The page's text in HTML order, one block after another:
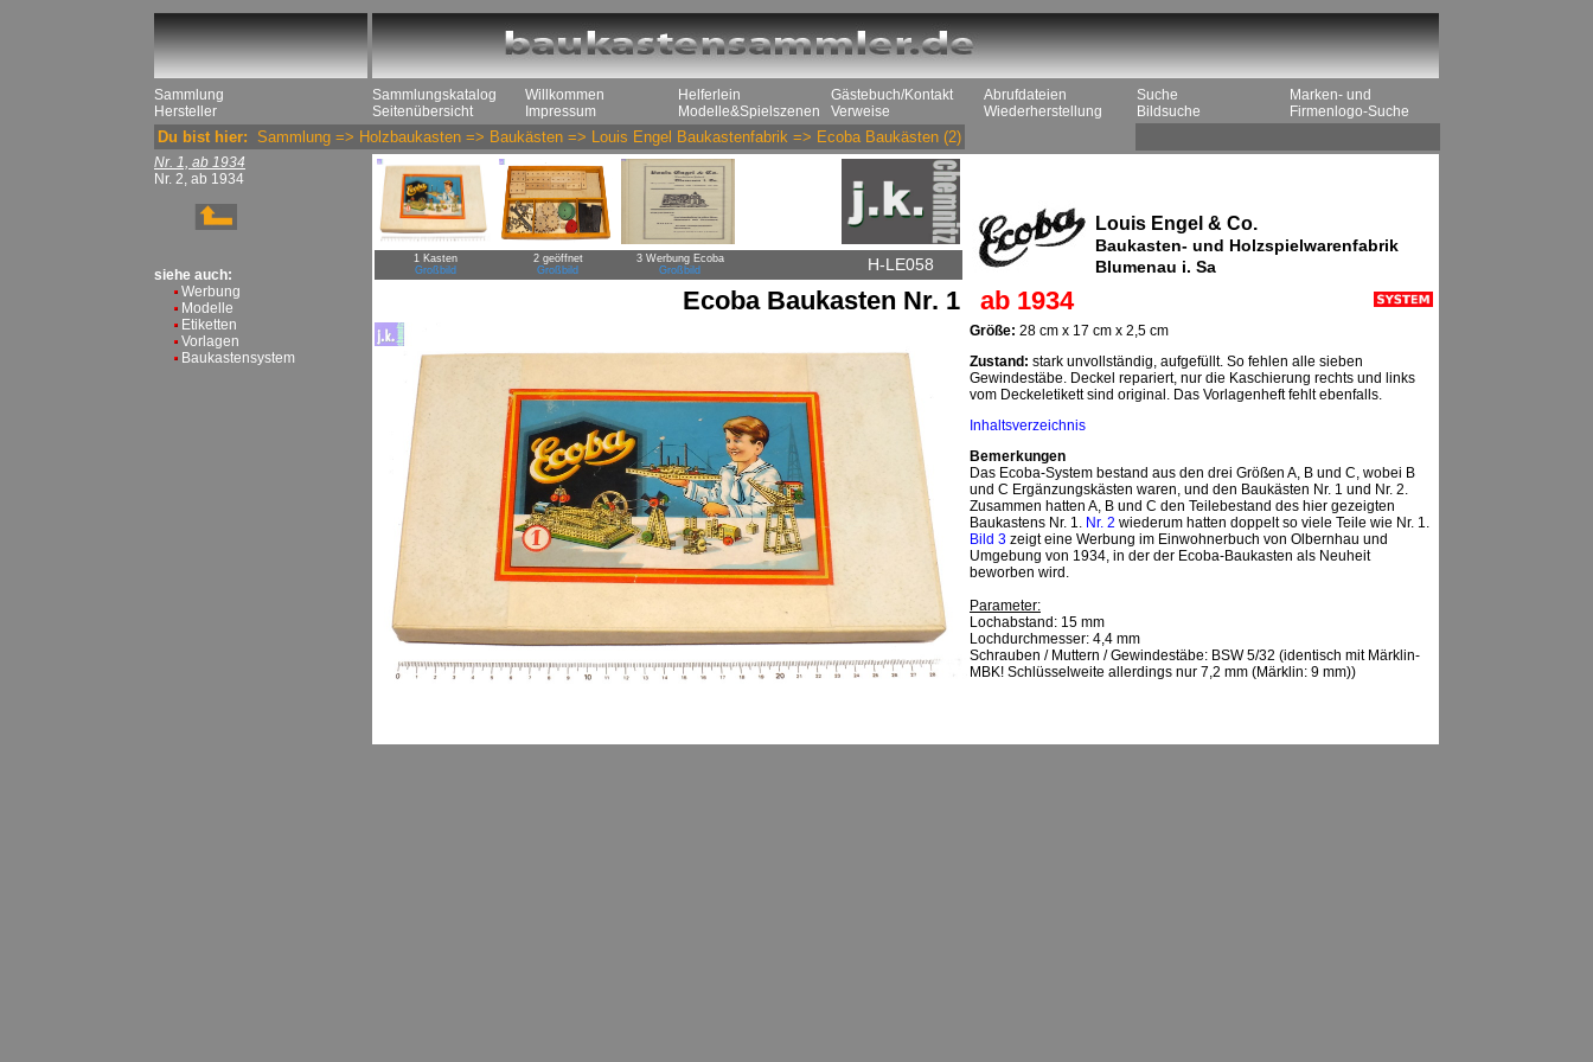
Sammlung
Hersteller
Sammlungskatalog
Seitenübersicht
Willkommen
Impressum
Helferlein
Modelle&Spielszenen
Gästebuch/Kontakt
Verweise
Abrufdateien
Wiederherstellung
Suche
Bildsuche
Marken- und
Firmenlogo-Suche
Du bist hier: Sammlung => Holzbaukasten => Baukästen => Louis Engel Baukastenfabrik => Ecoba Baukästen (2)
Nr. 1, ab 1934
Nr. 2, ab 1934
siehe auch:
Werbung
Modelle
Etiketten
Vorlagen
Baukastensystem
1 Kasten
Großbild
2 geöffnet
Großbild
3 Werbung Ecoba
Großbild
H-LE058
Louis Engel & Co.
Baukasten- und Holzspielwarenfabrik
Blumenau i. Sa
Ecoba Baukasten Nr. 1 ab 1934
Größe: 28 cm x 17 cm x 2,5 cm
Zustand: stark unvollständig, aufgefüllt. So fehlen alle sieben
Gewindestäbe. Deckel repariert, nur die Kaschierung rechts und links
vom Deckeletikett sind original. Das Vorlagenheft fehlt ebenfalls.
Inhaltsverzeichnis
Bemerkungen
Das Ecoba-System bestand aus den drei Größen A, B und C, wobei B
und C Ergänzungskästen waren, und den Baukästen Nr. 1 und Nr. 2.
Zusammen hatten A, B und C den Teilebestand des hier gezeigten
Baukastens Nr. 1. Nr. 2 wiederum hatten doppelt so viele Teile wie Nr. 1.
Bild 3 zeigt eine Werbung im Einwohnerbuch von Olbernhau und
Umgebung von 1934, in der der Ecoba-Baukasten als Neuheit
beworben wird.
Parameter:
Lochabstand: 15 mm
Lochdurchmesser: 4,4 mm
Schrauben / Muttern / Gewindestäbe: BSW 5/32 (identisch mit Märklin-
MBK! Schlüsselweite allerdings nur 7,2 mm (Märklin: 9 mm))